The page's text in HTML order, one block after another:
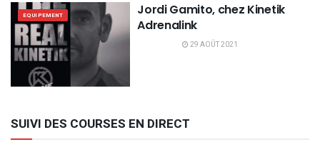
EQUIPEMENT
Jordi Gamito, chez Kinetik
Adrenalink
29 AOÛT 2021
SUIVI DES COURSES EN DIRECT